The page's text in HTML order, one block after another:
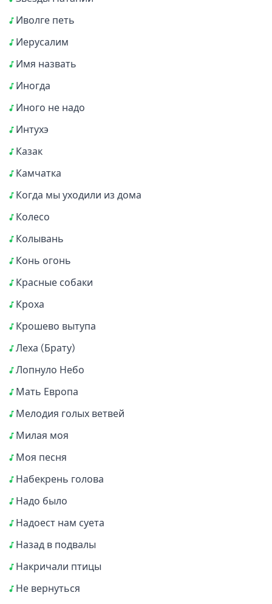
Иволге петь
Иерусалим
Имя назвать
Иногда
Иного не надо
Интухэ
Казак
Камчатка
Когда мы уходили из дома
Колесо
Колывань
Конь огонь
Красные собаки
Кроха
Крошево вытупа
Леха (Брату)
Лопнуло Небо
Мать Европа
Мелодия голых ветвей
Милая моя
Моя песня
Набекрень голова
Надо было
Надоест нам суета
Назад в подвалы
Накричали птицы
Не вернуться